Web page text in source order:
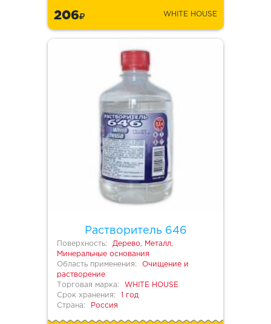
206 WHITE HOUSE
Растворитель 646
Поверхность:
Дерево, Металл,
Минеральные основания
Область применения:
Очищение и
растворение
Торговая марка:
WHITE HOUSE
Срок хранения:
1 год
Страна:
Россия